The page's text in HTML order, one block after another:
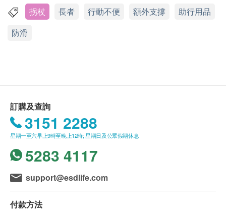
如有任何爭議，文化村生活及復康產品有限公司及
灣、東涌須另收取橋費HK$40。長洲、大嶼山、梅
窩、貝澳、長沙、塘福、水口、石壁、寶蓮寺、大
澳及香港國際機場，須按實際情況報價。(附加費
可能因應貨品尺寸及重量而調整)
我們將於確定訂單後5-7個工作天內安排發貨。
訊號懸掛或黑色暴雨警告生效時，送貨服務時間將
會延遲。
拐杖 長者 行動不便 額外支撐
助行用品
防滑
訂購及查詢
3151 2288
星期一至六早上9時至晚上12時; 星期日及公眾假期休息
5283 4117
support@esdlife.com
付款方法